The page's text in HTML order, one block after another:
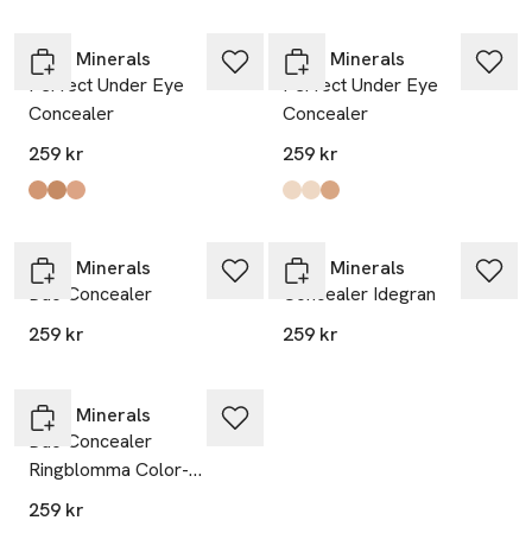
IDUN Minerals
Perfect Under Eye
Concealer
259 kr
Produkten finns i färgerna:
Light,
Medium
Extra Light
IDUN Minerals
Perfect Under Eye
Concealer
259 kr
Produkten finns i färgerna:
Extra Fair
Fair,
Tan,
IDUN Minerals
Duo Concealer
259 kr
IDUN Minerals
Concealer Idegran
259 kr
IDUN Minerals
Duo Concealer
Ringblomma Color-
correcting
259 kr